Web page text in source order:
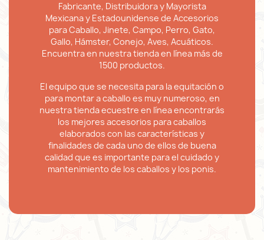
Fabricante, Distribuidora y Mayorista
Mexicana y Estadounidense de Accesorios
para Caballo, Jinete, Campo, Perro, Gato,
Gallo, Hámster, Conejo, Aves, Acuáticos.
Encuentra en nuestra tienda en línea más de
1500 productos.
El equipo que se necesita para la equitación o
para montar a caballo es muy numeroso, en
nuestra tienda ecuestre en línea encontrarás
los mejores accesorios para caballos
elaborados con las características y
finalidades de cada uno de ellos de buena
calidad que es importante para el cuidado y
mantenimiento de los caballos y los ponis.